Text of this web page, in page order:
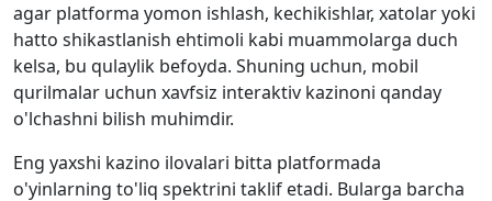
agar platforma yomon ishlash, kechikishlar, xatolar yoki
hatto shikastlanish ehtimoli kabi muammolarga duch
kelsa, bu qulaylik befoyda. Shuning uchun, mobil
qurilmalar uchun xavfsiz interaktiv kazinoni qanday
o'lchashni bilish muhimdir.
Eng yaxshi kazino ilovalari bitta platformada
o'yinlarning to'liq spektrini taklif etadi. Bularga barcha